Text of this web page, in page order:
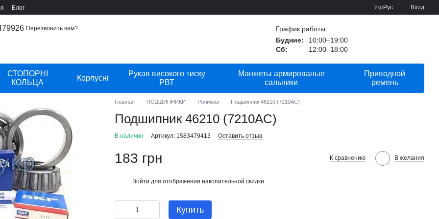
Блог Укр Рус Вход
Перезвонить вам?
График работы:
Будние:
10:00–19:00
Сб:
12:00–18:00
СТОПОРНІ
КОЛЬЦА
Корпусні
Рукав високого тиску
РВТ
Манжеты армированые
сальники
Приводной
ремень
Главная ПОДШИПНИКИ Роликові Подшипник 46210 (7210AС)
Подшипник 46210 (7210AС)
В наличии Артикул: 1583479413 Оставить отзыв
183 грн К сравнению В желания
Войти для отображения накопительной скидки
Купить